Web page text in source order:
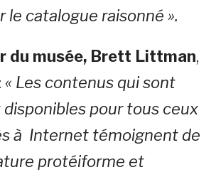
le catalogue raisonné ».
du musée, Brett Littman,
« Les contenus qui sont
pour tous ceux
à Internet témoignent de
protéiforme et